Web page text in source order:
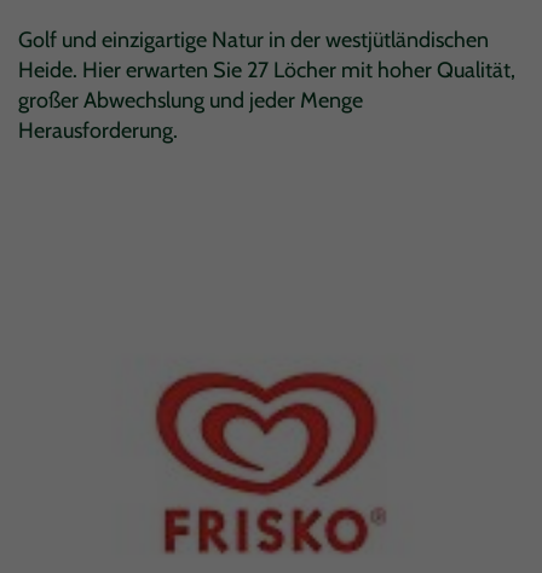
Golf und einzigartige Natur in der westjütländischen
Heide. Hier erwarten Sie 27 Löcher mit hoher Qualität,
großer Abwechslung und jeder Menge
Herausforderung.